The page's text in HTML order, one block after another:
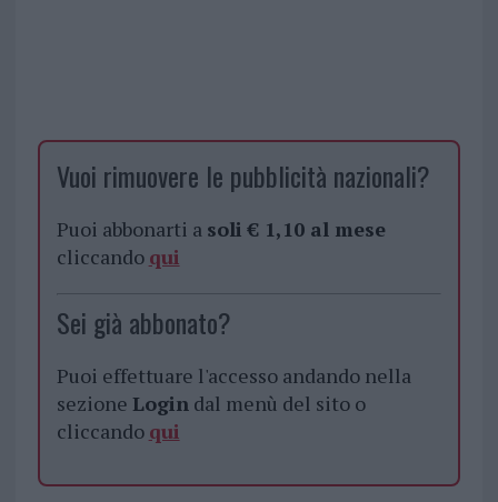
Vuoi rimuovere le pubblicità nazionali?
Puoi abbonarti a soli € 1,10 al mese
cliccando qui
Sei già abbonato?
Puoi effettuare l'accesso andando nella
sezione Logindal menù del sito o
cliccando qui